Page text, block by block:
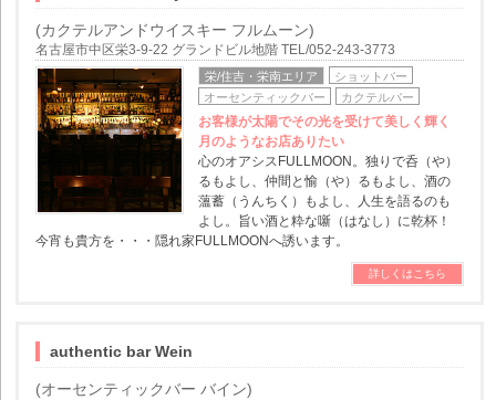
(カクテルアンドウイスキー フルムーン)
名古屋市中区栄3-9-22 グランドビル地階 TEL/052-243-3773
栄/住吉・栄南エリア
ショットバー
オーセンティックバー
カクテルバー
お客様が太陽でその光を受けて美しく輝く
月のようなお店ありたい
心のオアシスFULLMOON。独りで呑（や）
るもよし、仲間と愉（や）るもよし、酒の
薀蓄（うんちく）もよし、人生を語るのも
よし。旨い酒と粋な噺（はなし）に乾杯！
今宵も貴方を・・・隠れ家FULLMOONへ誘います。
詳しくはこちら
authentic bar Wein
(オーセンティックバー バイン)